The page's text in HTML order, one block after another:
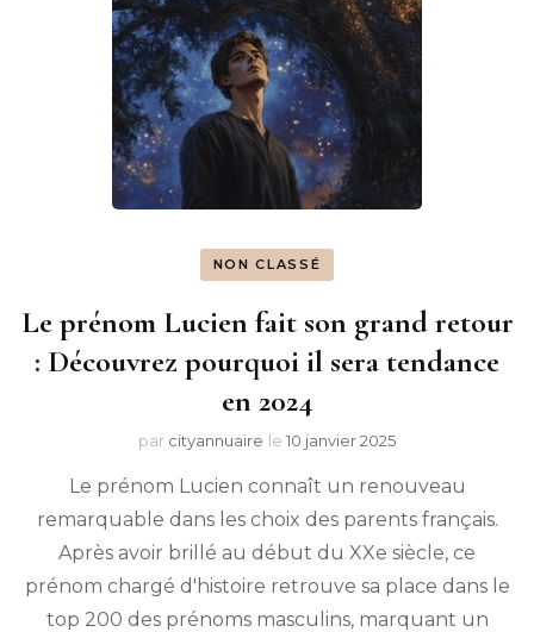
NON CLASSÉ
Le prénom Lucien fait son grand retour
: Découvrez pourquoi il sera tendance
en 2024
par cityannuaire le 10 janvier 2025
Le prénom Lucien connaît un renouveau
remarquable dans les choix des parents français.
Après avoir brillé au début du XXe siècle, ce
prénom chargé d'histoire retrouve sa place dans le
top 200 des prénoms masculins, marquant un